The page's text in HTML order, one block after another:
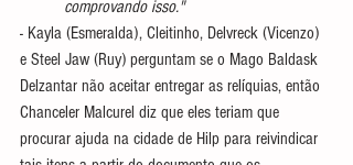
comprovando isso."
- Kayla (Esmeralda), Cleitinho, Delvreck (Vicenzo)
e Steel Jaw (Ruy) perguntam se o Mago Baldask
Delzantar não aceitar entregar as relíquias, então
Chanceler Malcurel diz que eles teriam que
procurar ajuda na cidade de Hilp para reivindicar